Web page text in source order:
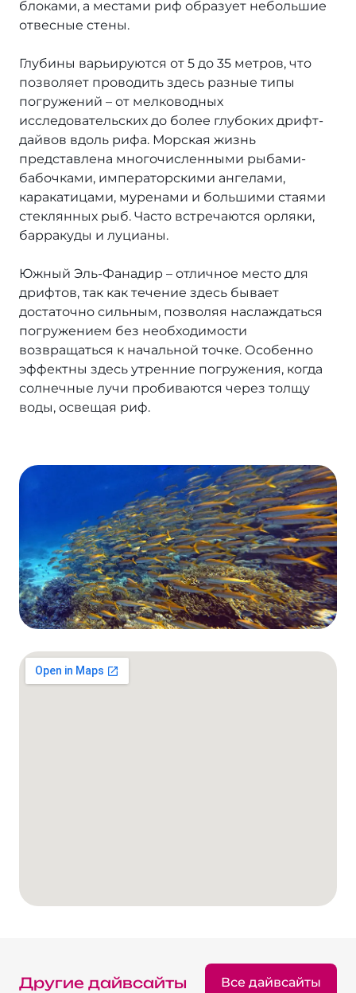
блоками, а местами риф образует небольшие
отвесные стены.
Глубины варьируются от 5 до 35 метров, что
позволяет проводить здесь разные типы
погружений – от мелководных
исследовательских до более глубоких дрифт-
дайвов вдоль рифа. Морская жизнь
представлена многочисленными рыбами-
бабочками, императорскими ангелами,
каракатицами, муренами и большими стаями
стеклянных рыб. Часто встречаются орляки,
барракуды и луцианы.
Южный Эль-Фанадир – отличное место для
дрифтов, так как течение здесь бывает
достаточно сильным, позволяя наслаждаться
погружением без необходимости
возвращаться к начальной точке. Особенно
эффектны здесь утренние погружения, когда
солнечные лучи пробиваются через толщу
воды, освещая риф.
Другие дайвсайты Все дайвсайты
Тотальный Юг!
Дедалус+Сент Джонс
Дедалус+Фьюри Шоулс
Дедалус-Мания!
Сент Джонс
Другая Хургада
Сафага
Береговой маршрут
Север + Дахаб
Фьюри Шоулс
О нас